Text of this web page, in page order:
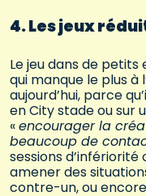
4. Les jeux
Le jeu dans de
qui manque le plus à
aujourd’hui, parce
en City stade ou sur
«encourager la
beaucoup de
sessions
amener des
contre-un, ou